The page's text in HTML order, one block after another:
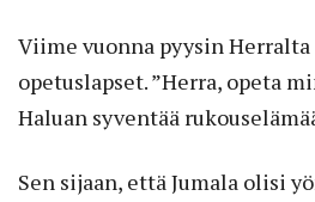
Viime vuonna pyysin Herralta
opetuslapset. ”Herra, opeta
Haluan syventää
Sen sijaan, että Jumala olisi